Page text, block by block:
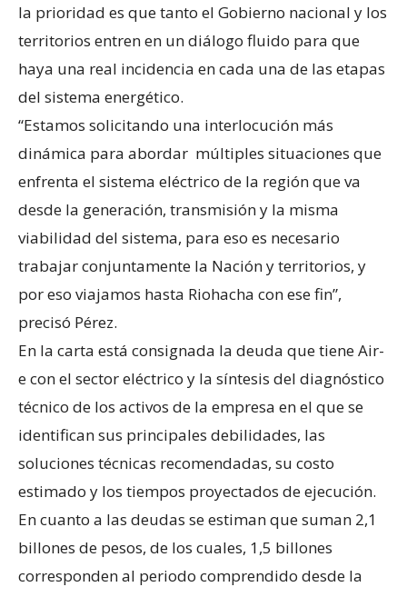
la prioridad es que tanto el Gobierno nacional y los
territorios entren en un diálogo fluido para que
haya una real incidencia en cada una de las etapas
del sistema energético.
“Estamos solicitando una interlocución más
dinámica para abordar múltiples situaciones que
enfrenta el sistema eléctrico de la región que va
desde la generación, transmisión y la misma
viabilidad del sistema, para eso es necesario
trabajar conjuntamente la Nación y territorios, y
por eso viajamos hasta Riohacha con ese fin”,
precisó Pérez.
En la carta está consignada la deuda que tiene Air-
e con el sector eléctrico y la síntesis del diagnóstico
técnico de los activos de la empresa en el que se
identifican sus principales debilidades, las
soluciones técnicas recomendadas, su costo
estimado y los tiempos proyectados de ejecución.
En cuanto a las deudas se estiman que suman 2,1
billones de pesos, de los cuales, 1,5 billones
corresponden al periodo comprendido desde la